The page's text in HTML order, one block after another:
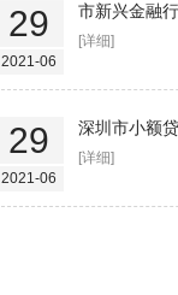
29
2021-06
市新兴金融
[详细]
29
2021-06
深圳市小额
[详细]